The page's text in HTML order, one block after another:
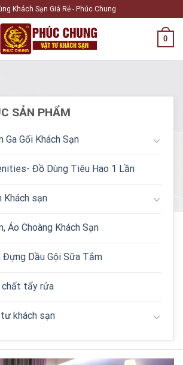
Khách Sạn Giá Rẻ - Phúc Chung
0
SẢN PHẨM
Ga Gối Khách Sạn
Đồ Dùng Tiêu Hao 1 Lần
Khách sạn
Áo Choàng Khách Sạn
Đựng Dầu Gội Sữa Tắm
chất tẩy rửa
khách sạn